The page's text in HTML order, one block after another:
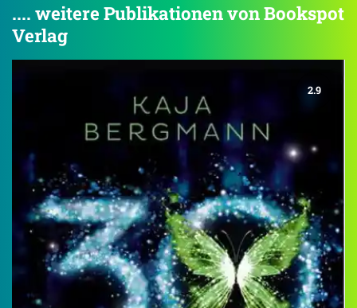
.... weitere Publikationen von Bookspot
Verlag
2.9